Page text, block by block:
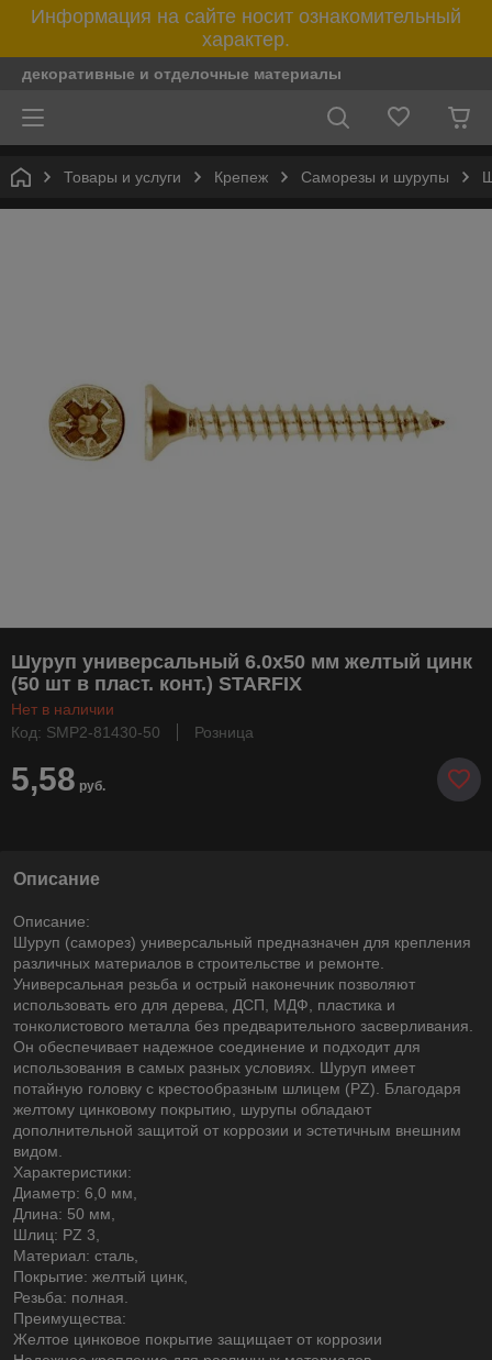
Информация на сайте носит ознакомительный
характер.
декоративные и отделочные материалы
Товары и услуги Крепеж Саморезы и шурупы
Шуруп универсальный 6.0х50 мм желтый цинк
(50 шт в пласт. конт.) STARFIX
Нет в наличии
Код: SMP2-81430-50
Розница
5,58 руб.
Описание
Описание:
Шуруп (саморез) универсальный предназначен для крепления
различных материалов в строительстве и ремонте.
Универсальная резьба и острый наконечник позволяют
использовать его для дерева, ДСП, МДФ, пластика и
тонколистового металла без предварительного засверливания.
Он обеспечивает надежное соединение и подходит для
использования в самых разных условиях. Шуруп имеет
потайную головку с крестообразным шлицем (PZ). Благодаря
желтому цинковому покрытию, шурупы обладают
дополнительной защитой от коррозии и эстетичным внешним
видом.
Характеристики:
Диаметр: 6,0 мм,
Длина: 50 мм,
Шлиц: PZ 3,
Материал: сталь,
Покрытие: желтый цинк,
Резьба: полная.
Преимущества:
Желтое цинковое покрытие защищает от коррозии